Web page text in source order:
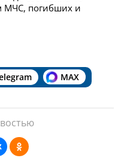
МЧС, погибших и
MAX